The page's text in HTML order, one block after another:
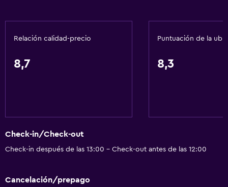
Ropa de cama
Toallas
Papeleras
Tetera eléctrica
Relación calidad-precio
8,7
Puntuación de la
8,3
Check-in/Check-out
Check-in después de las 13:00 - Check-out antes de las 12:00
Cancelación/prepago